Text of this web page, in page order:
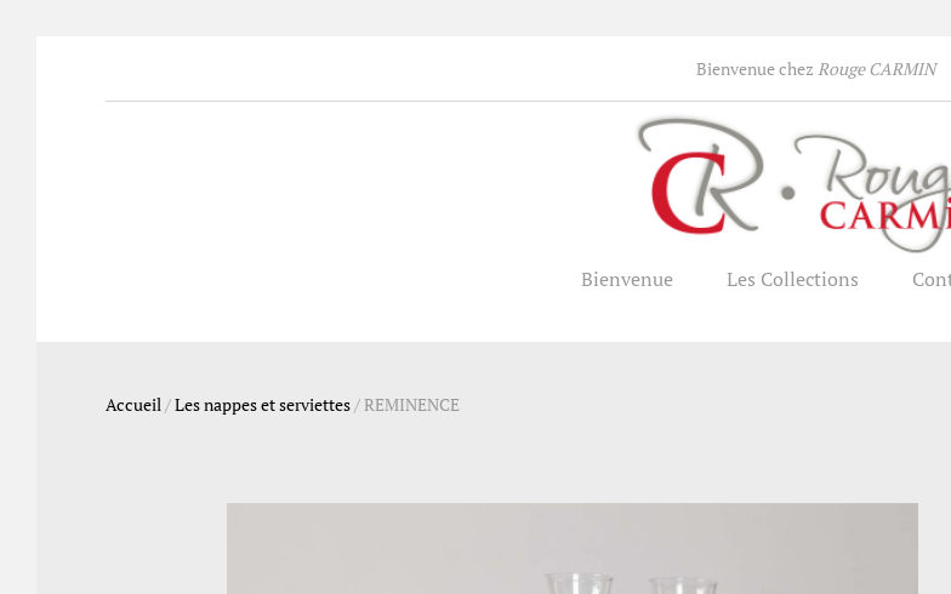
Bienvenue chez Rouge CARMIN
Bienvenue Les Collections
Accueil/Les nappes et serviettes/REMINENCE